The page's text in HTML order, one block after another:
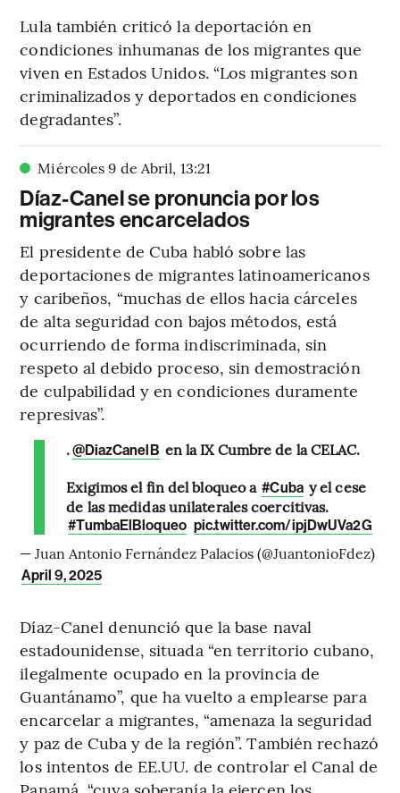
Lula también criticó la deportación en
condiciones inhumanas de los migrantes que
viven en Estados Unidos. “Los migrantes son
criminalizados y deportados en condiciones
degradantes”.
Miércoles 9 de Abril, 13:21
Díaz-Canel se pronuncia por los
migrantes encarcelados
El presidente de Cuba habló sobre las
deportaciones de migrantes latinoamericanos
y caribeños, “muchas de ellos hacia cárceles
de alta seguridad con bajos métodos, está
ocurriendo de forma indiscriminada, sin
respeto al debido proceso, sin demostración
de culpabilidad y en condiciones duramente
represivas”.
.@DiazCanelB en la IX Cumbre de la CELAC.
Exigimos el fin del bloqueo a #Cuba y el cese
de las medidas unilaterales coercitivas.
#TumbaElBloqueo pic.twitter.com/ipjDwUVa2G
— Juan Antonio Fernández Palacios (@JuantonioFdez)
April 9, 2025
Díaz-Canel denunció que la base naval
estadounidense, situada “en territorio cubano,
ilegalmente ocupado en la provincia de
Guantánamo”, que ha vuelto a emplearse para
encarcelar a migrantes, “amenaza la seguridad
y paz de Cuba y de la región”. También rechazó
los intentos de EE.UU. de controlar el Canal de